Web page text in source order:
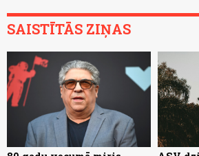
SAISTĪTĀS ZIŅAS